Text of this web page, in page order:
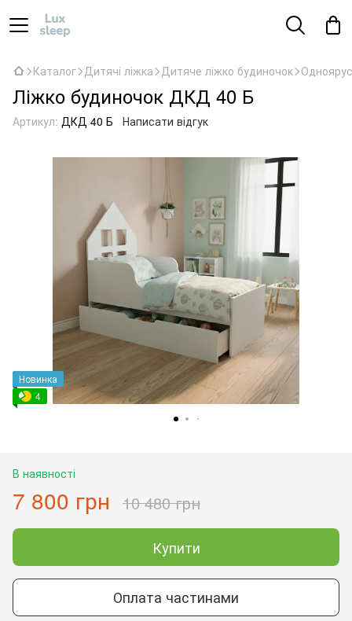
Каталог Дитячі ліжка Дитяче ліжко будиночок
Ліжко будиночок ДКД 40 Б
Артикул: ДКД 40 Б Написати відгук
Новинка
4
В наявності
7 800 грн 10 480 грн
Купити
Оплата частинами